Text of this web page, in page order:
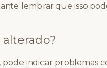
lembrar que isso
indicar problemas